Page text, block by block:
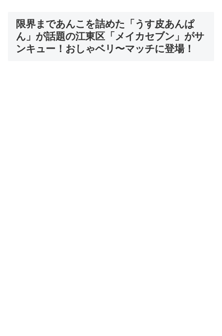
限界まであんこを詰めた「うす皮あんぱ
ん」が話題の江東区「メイカセブン」がサ
ンキュー！おしゃベリ〜マッチに登場！